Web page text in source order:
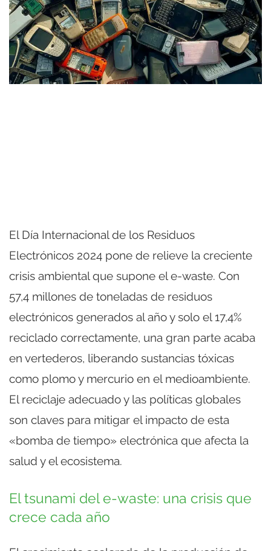
El Día Internacional de los Residuos
Electrónicos 2024 pone de relieve la creciente
crisis ambiental que supone el e-waste. Con
57,4 millones de toneladas de residuos
electrónicos generados al año y solo el 17,4%
reciclado correctamente, una gran parte acaba
en vertederos, liberando sustancias tóxicas
como plomo y mercurio en el medioambiente.
El reciclaje adecuado y las políticas globales
son claves para mitigar el impacto de esta
«bomba de tiempo» electrónica que afecta la
salud y el ecosistema.
El tsunami del e-waste: una crisis que
crece cada año